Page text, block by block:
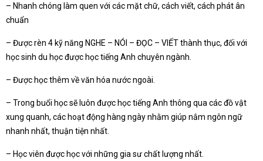
– Nhanh chóng làm quen với các mặt chữ, cách viết, cách phát ân
chuẩn
– Được rèn 4 kỹ năng NGHE – NÓI – ĐỌC – VIẾT thành thục, đối với
học sinh du học được học tiếng Anh chuyên ngành.
– Được học thêm về văn hóa nước ngoài.
– Trong buổi học sẽ luôn được học tiếng Anh thông qua các đồ vật
xung quanh, các hoạt động hàng ngày nhằm giúp nắm ngôn ngữ
nhanh nhất, thuận tiện nhất.
– Học viên được học với những gia sư chất lượng nhất.